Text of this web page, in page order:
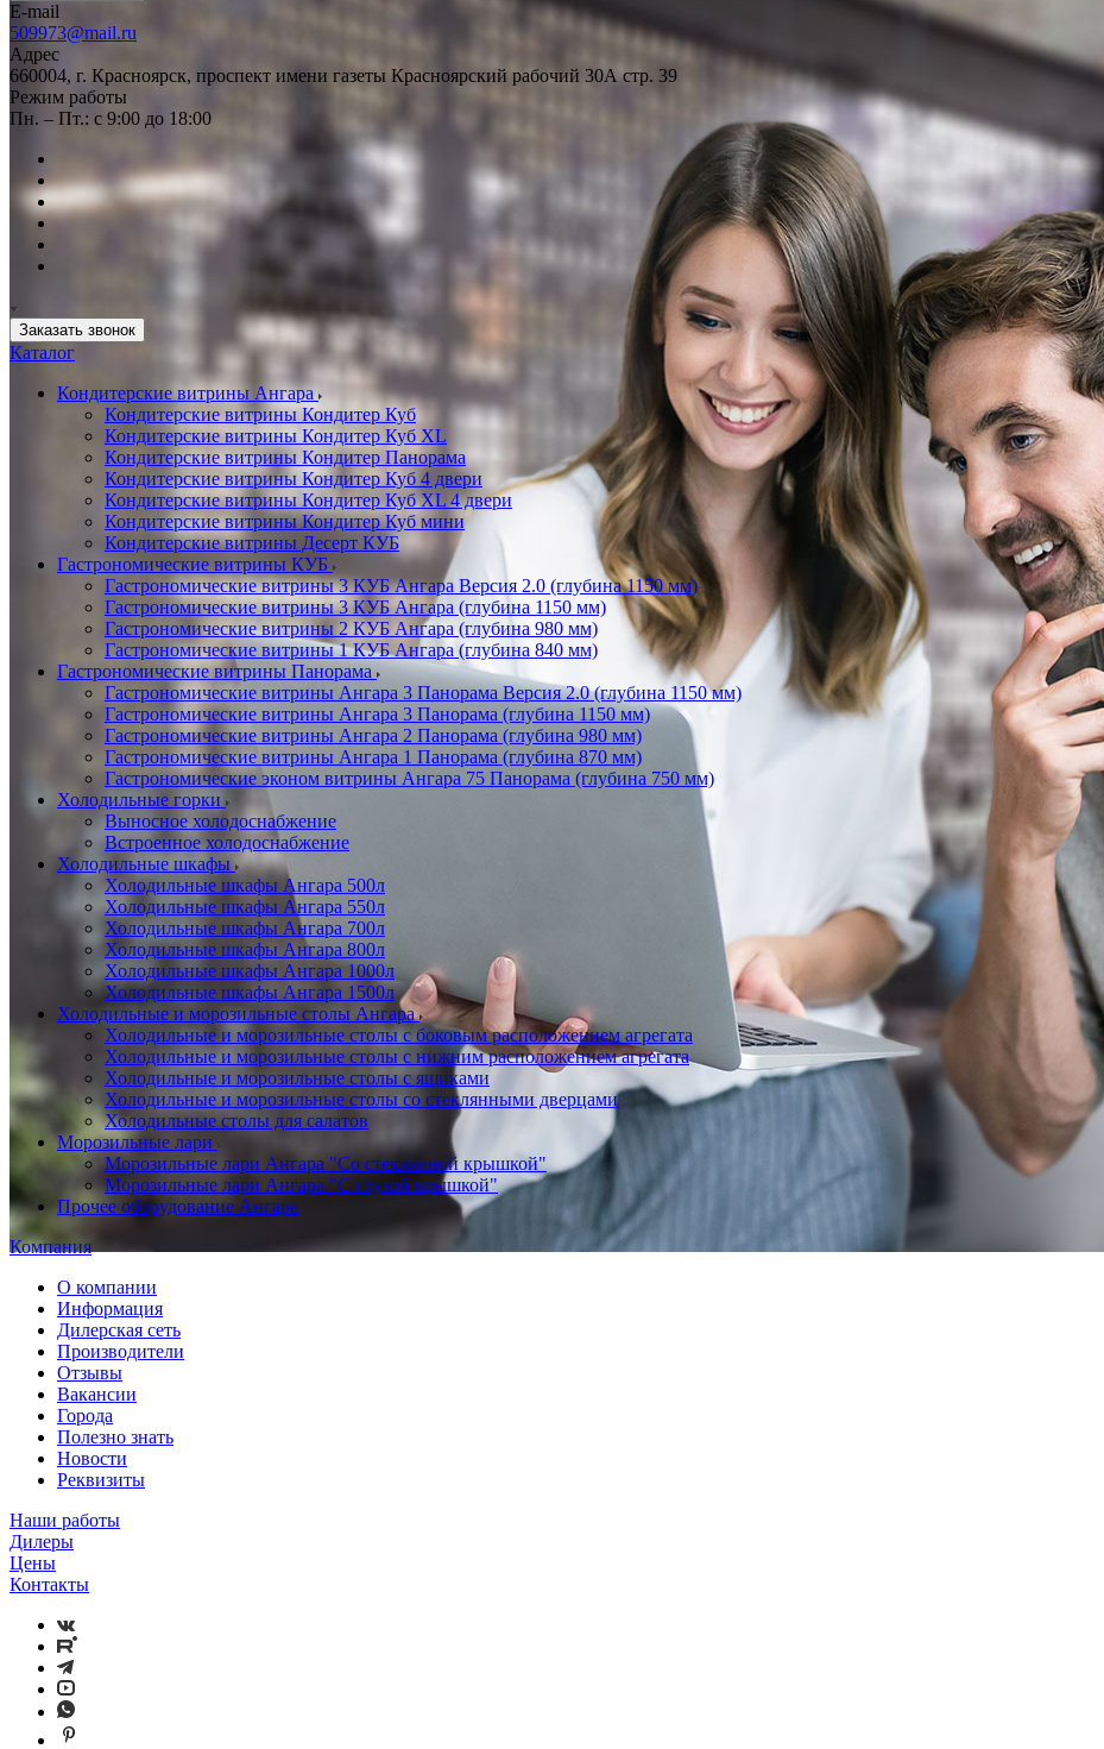
E-mail
509973@mail.ru
Адрес
660004, г. Красноярск, проспект имени газеты Красноярский рабочий 30А стр. 39
Режим работы
Пн. – Пт.: с 9:00 до 18:00
Заказать звонок
Каталог
Кондитерские витрины Ангара
Кондитерские витрины Кондитер Куб
Кондитерские витрины Кондитер Куб XL
Кондитерские витрины Кондитер Панорама
Кондитерские витрины Кондитер Куб 4 двери
Кондитерские витрины Кондитер Куб XL 4 двери
Кондитерские витрины Кондитер Куб мини
Кондитерские витрины Десерт КУБ
Гастрономические витрины КУБ
Гастрономические витрины 3 КУБ Ангара Версия 2.0 (глубина 1150 мм)
Гастрономические витрины 3 КУБ Ангара (глубина 1150 мм)
Гастрономические витрины 2 КУБ Ангара (глубина 980 мм)
Гастрономические витрины 1 КУБ Ангара (глубина 840 мм)
Гастрономические витрины Панорама
Гастрономические витрины Ангара 3 Панорама Версия 2.0 (глубина 1150 мм)
Гастрономические витрины Ангара 3 Панорама (глубина 1150 мм)
Гастрономические витрины Ангара 2 Панорама (глубина 980 мм)
Гастрономические витрины Ангара 1 Панорама (глубина 870 мм)
Гастрономические эконом витрины Ангара 75 Панорама (глубина 750 мм)
Холодильные горки
Выносное холодоснабжение
Встроенное холодоснабжение
Холодильные шкафы
Холодильные шкафы Ангара 500л
Холодильные шкафы Ангара 550л
Холодильные шкафы Ангара 700л
Холодильные шкафы Ангара 800л
Холодильные шкафы Ангара 1000л
Холодильные шкафы Ангара 1500л
Холодильные и морозильные столы Ангара
Холодильные и морозильные столы с боковым расположением агрегата
Холодильные и морозильные столы с нижним расположением агрегата
Холодильные и морозильные столы с ящиками
Холодильные и морозильные столы со стеклянными дверцами
Холодильные столы для салатов
Морозильные лари
Морозильные лари Ангара "Со стеклянной крышкой"
Морозильные лари Ангара "С глухой крышкой"
Прочее оборудование Ангара
Компания
О компании
Информация
Дилерская сеть
Производители
Отзывы
Вакансии
Города
Полезно знать
Новости
Реквизиты
Наши работы
Дилеры
Цены
Контакты